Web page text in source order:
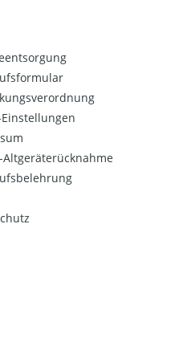
Einstellungen
Altgeräterücknahme